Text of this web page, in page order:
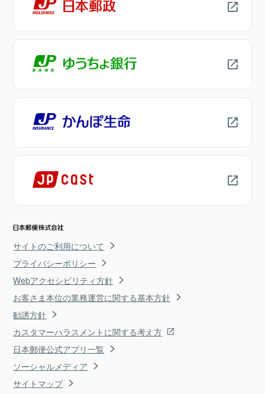
サイトのご利用について
プライバシーポリシー
Webアクセシビリティ方針
お客さま本位の業務運営に関する基本方針
勧誘方針
カスタマーハラスメントに関する考え方
日本郵便公式アプリ一覧
ソーシャルメディア
サイトマップ